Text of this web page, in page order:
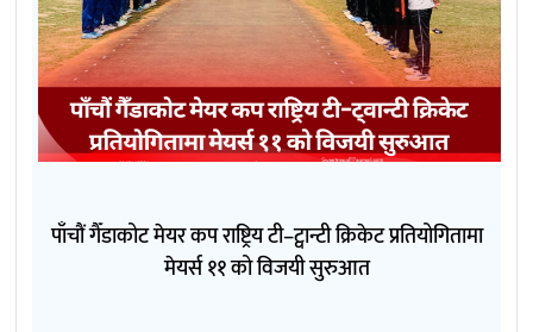
पाँचौं गैँडाकोट मेयर कप राष्ट्रिय टी–ट्वान्टी क्रिकेट प्रतियोगितामा
मेयर्स ११ को विजयी सुरुआत